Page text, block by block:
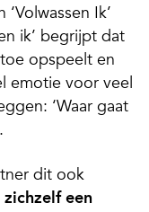
Ik’
ik’ begrijpt dat
opspeelt en
emotie voor veel
‘Waar gaat
dit ook
een